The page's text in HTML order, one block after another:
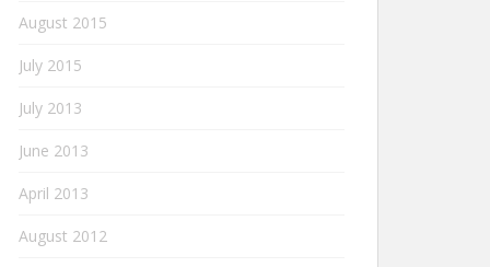
August 2015
July 2015
July 2013
June 2013
April 2013
August 2012